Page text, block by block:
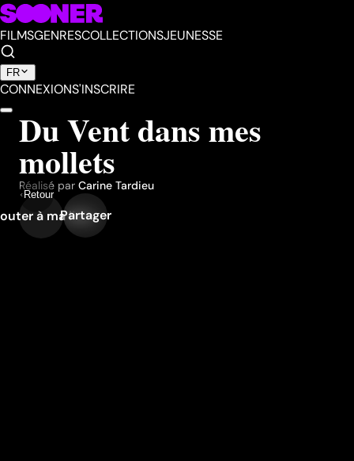
FILMSGENRESCOLLECTIONSJEUNESSE
FR
CONNEXIONS'INSCRIRE
Retour
Du Vent dans mes
mollets
Réalisé par Carine Tardieu
à ma liste
Partager